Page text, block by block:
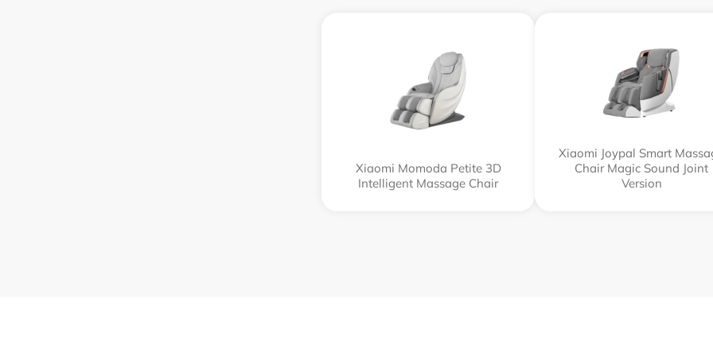
Xiaomi Momoda Petite 3D
Intelligent Massage Chair
Xiaomi Joypal Smart
Chair Magic Sound Joint
Version